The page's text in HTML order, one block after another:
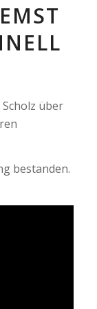
über
bestanden.